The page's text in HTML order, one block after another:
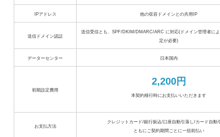
IPアドレス 他の収容ドメインとの共用IP
送信ドメイン認証
送信受信とも、SPF/DKIM/DMARC/ARC に対応(ドメイン管理者に
定が必要)
データーセンター 日本国内
初期設定費用
2,200円
本契約移行時にお支払いいただきます
お支払方法
クレジットカード/銀行振込/口座自動引落し/カード自動
ともにご契約期間ごとに一括前払い